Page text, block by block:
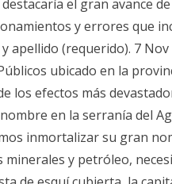
el gran avance
y errores que
apellido (requerido). 7
ubicado en la
los efectos más
en la serranía del
inmortalizar su gran
y petróleo,